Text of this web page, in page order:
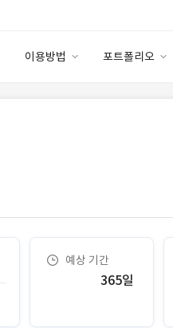
이용방법 포트폴리오
예상 기간
365일